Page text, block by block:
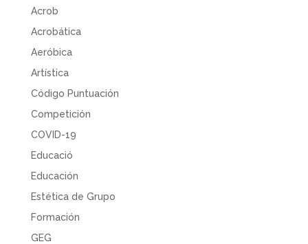
Acrob
Acrobática
Aeróbica
Artística
Código Puntuación
Competición
COVID-19
Educació
Educación
Estética de Grupo
Formación
GEG